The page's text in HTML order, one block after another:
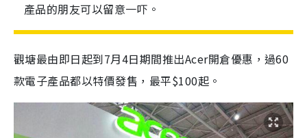
產品的朋友可以留意一吓。
觀塘最由即日起到7月4日期間推出Acer開倉優惠，過60
款電子產品都以特價發售，最平$100起。